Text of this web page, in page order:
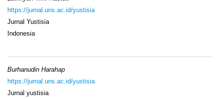
https://jurnal.uns.ac.id/yustisia
Jurnal Yustisia
Indonesia
Burhanudin Harahap
https://jurnal.uns.ac.id/yustisia
Jurnal yustisia